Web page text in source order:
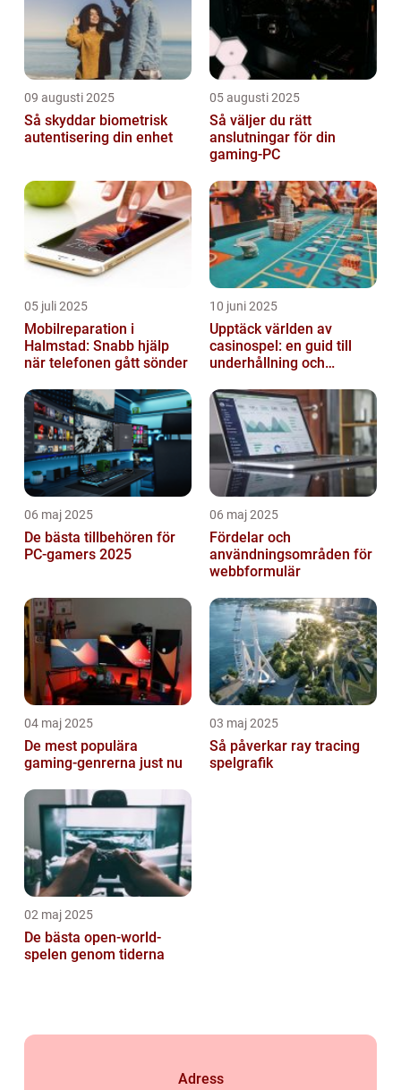
09 augusti 2025
Så skyddar biometrisk
autentisering din enhet
05 augusti 2025
Så väljer du rätt
anslutningar för din
gaming-PC
05 juli 2025
Mobilreparation i
Halmstad: Snabb hjälp
när telefonen gått sönder
10 juni 2025
Upptäck världen av
casinospel: en guid till
underhållning och
06 maj 2025
De bästa tillbehören för
PC-gamers 2025
06 maj 2025
Fördelar och
användningsområden för
webbformulär
04 maj 2025
De mest populära
gaming-genrerna just nu
03 maj 2025
Så påverkar ray tracing
spelgrafik
02 maj 2025
De bästa open-world-
spelen genom tiderna
Adress